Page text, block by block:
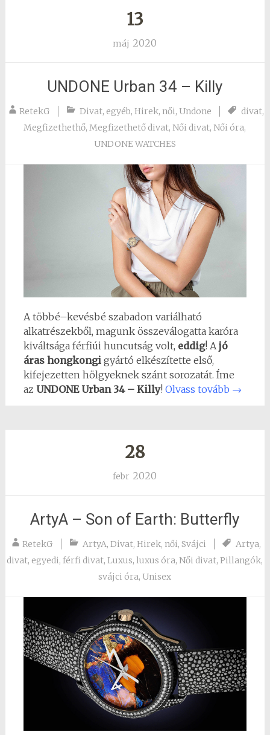
13
máj 2020
UNDONE Urban 34 – Killy
RetekG Divat, egyéb, Hirek, női, Undone divat,
Megfizethethő,Megfizethető divat, Női divat, Női óra,
UNDONE WATCHES
A többé–kevésbé szabadon variálható
alkatrészekből, magunk összeválogatta karóra
kiváltsága férfiúi huncutság volt, eddig! Ajó
áras hongkongigyártó elkészítette első,
kifejezetten hölgyeknek szánt sorozatát. Íme
az UNDONE Urban 34 – Killy! Olvass tovább →
28
febr 2020
ArtyA – Son of Earth: Butterfly
RetekG ArtyA, Divat, Hirek, női, Svájci Artya,
divat, egyedi,férfi divat,Luxus,luxus óra, Női divat,Pillangók,
svájci óra, Unisex